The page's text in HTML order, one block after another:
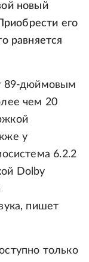
новый
его
равняется
89-дюймовым
чем 20
у
6.2.2
Dolby
пишет
только